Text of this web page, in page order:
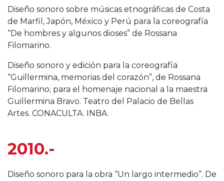
Diseño sonoro sobre músicas etnográficas de Costa
de Marfil, Japón, México y Perú para la coreografía
“De hombres y algunos dioses” de Rossana
Filomarino.
Diseño sonoro y edición para la coreografía
“Guillermina, memorias del corazón”, de Rossana
Filomarino; para el homenaje nacional a la maestra
Guillermina Bravo. Teatro del Palacio de Bellas
Artes. CONACULTA. INBA.
2010.-
Diseño sonoro para la obra “Un largo intermedio”. De